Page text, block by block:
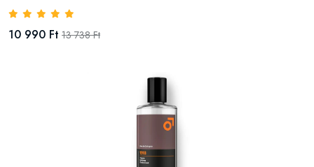
10 990 Ft 13 738 Ft